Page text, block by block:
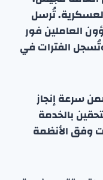
تُرسل
العاملين فور
وتُسجل الفترات في
سرعة إنجاز
بالخدمة
وفق الأنظمة